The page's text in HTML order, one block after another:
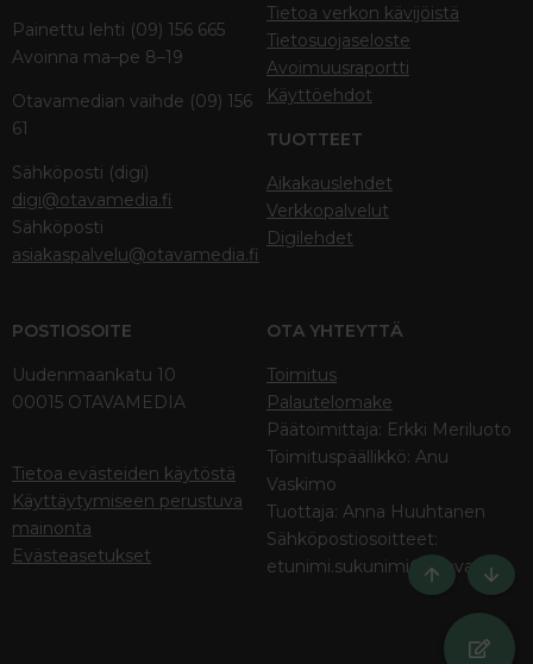
Painettu lehti (09) 156 665
Avoinna ma–pe 8–19
Otavamedian vaihde (09) 156
61
Sähköposti (digi)
digi@otavamedia.fi
Sähköposti
asiakaspalvelu@otavamedia.fi
Tietoa verkon kävijöistä
Tietosuojaseloste
Avoimuusraportti
Käyttöehdot
TUOTTEET
Aikakauslehdet
Verkkopalvelut
Digilehdet
POSTIOSOITE
Uudenmaankatu 10
00015 OTAVAMEDIA
Tietoa evästeiden käytöstä
Käyttäytymiseen perustuva
mainonta
Evästeasetukset
OTA YHTEYTTÄ
Toimitus
Palautelomake
Päätoimittaja: Erkki Meriluoto
Toimituspäällikkö: Anu
Vaskimo
Tuottaja: Anna Huuhtanen
Sähköpostiosoitteet:
etunimi.sukunimi@otava.fi
Ylös